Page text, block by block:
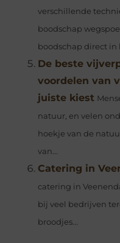
verschillende
boodschap
boodschap direct in
De beste
voordelen van
juiste kiest
natuur, en velen
hoekje van de
van...
Catering in
catering in
bij veel bedrijven
broodjes...